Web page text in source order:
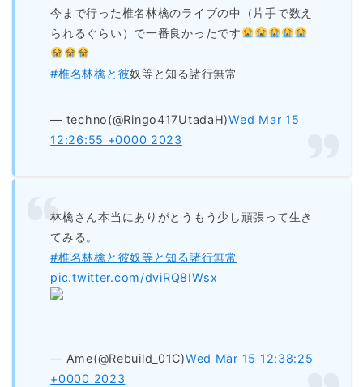
今まで行った椎名林檎のライブの中（片手で数え
られるぐらい）で一番良かったです
#椎名林檎と彼奴等と知る諸行無常
— techno(@Ringo417UtadaH)Wed Mar 15
12:26:55 +0000 2023
林檎さん本当にありがとうもう少し頑張って生き
てみる。
#椎名林檎と彼奴等と知る諸行無常
pic.twitter.com/dviRQ8IWsx
— Ame(@Rebuild_01C)Wed Mar 15 12:38:25
+0000 2023